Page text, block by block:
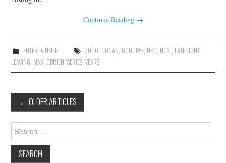
Continue Reading →
ENTERTAINMENT COCO, CONAN, GOODBYE, HBO, HOST, LATENIGHT,
LEAVING, MAX, OBRIEN,SERIES,YEARS
Post
navigation
← OLDER ARTICLES
Search
for: